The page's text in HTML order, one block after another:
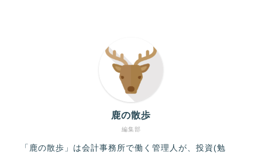
編集部
鹿の散歩
「鹿の散歩」は会計事務所で働く管理人が、投資(勉